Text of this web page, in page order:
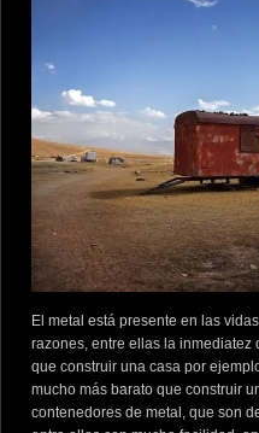
El metal está presente en las
razones, entre ellas la inmediatez
que construir una casa por
mucho más barato que construir
contenedores de metal, que son